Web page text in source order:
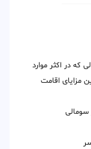
که در اکثر موارد
مزایای اقامت
سومالی